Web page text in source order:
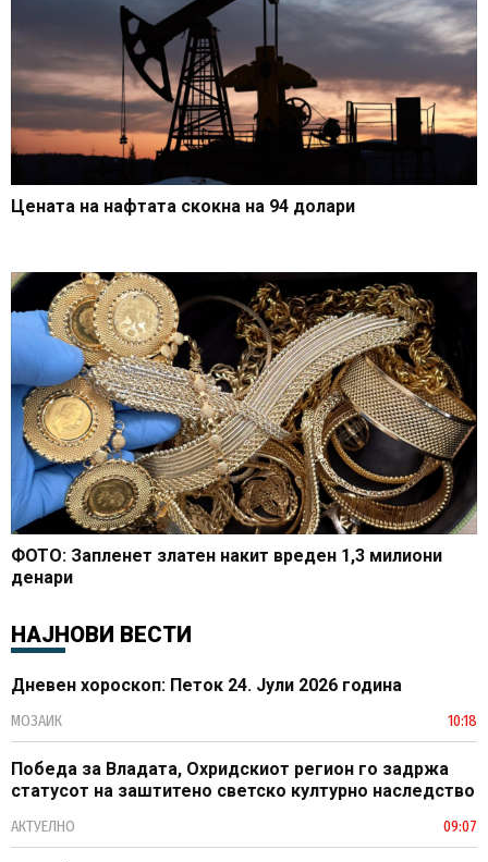
Цената на нафтата скокна на 94 долари
ФОТО: Запленет златен накит вреден 1,3 милиони
денари
НАЈНОВИ ВЕСТИ
Дневен хороскоп: Петок 24. Јули 2026 година
МОЗАИК 10:18
Победа за Владата, Охридскиот регион го задржа
статусот на заштитено светско културно наследство
АКТУЕЛНО 09:07